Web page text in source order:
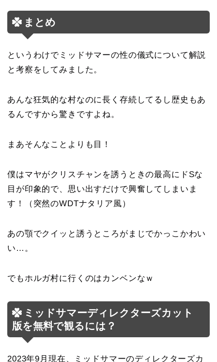
まとめ
というわけでミッドサマーの性の儀式について解説
と考察をしてみました。
あんな狂気的な村なのに長く存続してるし歴史もあ
るんですから驚きですよね。
まあそんなことよりも目！
僕はマヤがクリスチャンを誘うときの最高にドSな
目が印象的で、思い出すだけで興奮してしまいま
す！（突然のWDTナタリア風）
あの顎でクイッと誘うところがまじでかっこかわい
い…。
でもホルガ村に行くのはカンベンなｗ
ミッドサマーディレクターズカット
版を無料で観るには？
2023年9月現在、ミッドサマーのディレクターズカ